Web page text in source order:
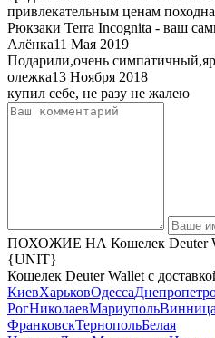
привлекательным ценам
Рюкзаки Terra Incognita - ваш
Алёнка11 Мая 2019
Подарили,очень
олежка13 Ноября 2018
купил себе, не разу не жалею
ПОХОЖИЕ НА Кошелек Deuter
{UNIT}
Кошелек Deuter Wallet с
КиевХарьковОдесса
РогНиколаевМариупольВинница
ФранковскТернопольБелая